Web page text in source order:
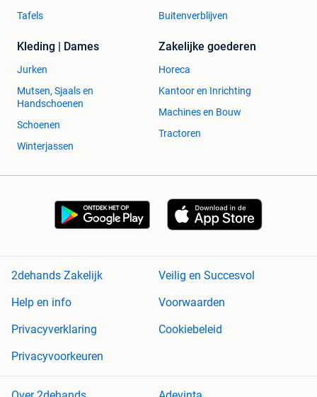
Tafels
Buitenverblijven
Kleding | Dames
Jurken
Mutsen, Sjaals en
Handschoenen
Schoenen
Winterjassen
Zakelijke goederen
Horeca
Kantoor en Inrichting
Machines en Bouw
Tractoren
2dehands Zakelijk
Veilig en Succesvol
Help en info
Voorwaarden
Privacyverklaring
Cookiebeleid
Privacyvoorkeuren